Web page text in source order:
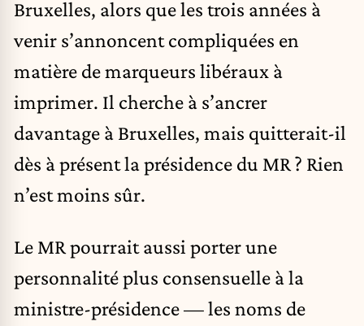
Bruxelles, alors que les trois années à
venir s’annoncent compliquées en
matière de marqueurs libéraux à
imprimer. Il cherche à s’ancrer
davantage à Bruxelles, mais quitterait-il
dès à présent la présidence du MR ? Rien
n’est moins sûr.
Le MR pourrait aussi porter une
personnalité plus consensuelle à la
ministre-présidence — les noms de